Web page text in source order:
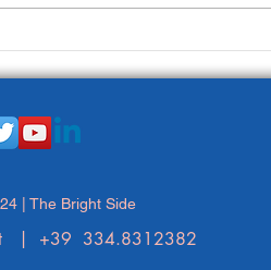
| The Bright Side
| +39 334.8312382